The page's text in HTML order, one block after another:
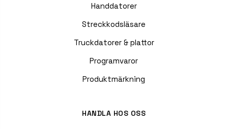
Handdatorer
Streckkodsläsare
Truckdatorer & plattor
Programvaror
Produktmärkning
HANDLA HOS OSS